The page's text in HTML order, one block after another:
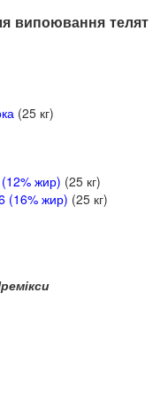
випоювання телят
(25 кг)
жир) (25 кг)
(16% жир) (25 кг)